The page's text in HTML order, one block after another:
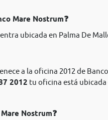
Mare Nostrum❓
ubicada en Palma De
a la oficina 2012 de
2012 tu oficina está ubicada
Nostrum❓